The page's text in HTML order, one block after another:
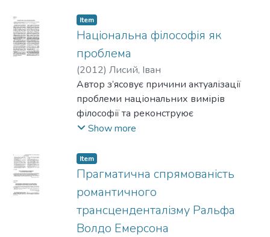
класифікації проблем сформульовано
правила прийняття ефективних
дорадчих рішень і загальні правила
процедури.
Item
Національна філософія як
проблема
(2012) Лисий, Іван
Автор з’ясовує причини актуалізації
проблеми національних вимірів
філософії та реконструює
альтернативні розв’язання цієї
Show more
Item
Прагматична спрямованість
романтичного
трансценденталізму Ральфа
Волдо Емерсона